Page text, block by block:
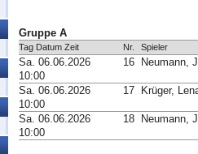
Gruppe A
Tag Datum Zeit Nr. Spieler
Sa. 06.06.2026
10:00
16 Neumann,
Sa. 06.06.2026
10:00
17 Krüger,
Sa. 06.06.2026
10:00
18 Neumann,